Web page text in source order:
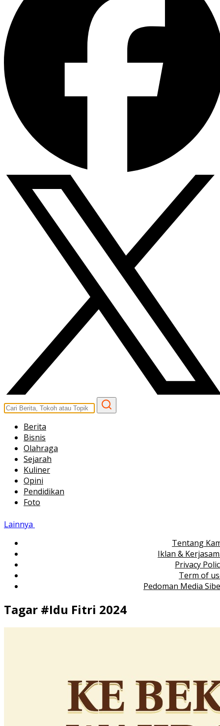
Berita
Bisnis
Olahraga
Sejarah
Kuliner
Opini
Pendidikan
Foto
Lainnya
Tentang
Iklan &
Privacy
Term of
Pedoman Media
Tagar #Idu Fitri 2024